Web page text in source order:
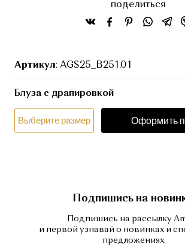
поделиться
Артикул: AGS25_B251.01
Блуза с драпировкой
Выберите размер Оформить
Подпишись на
Подпишись на рассылку
и первой узнавай о новинках и
предложениях.